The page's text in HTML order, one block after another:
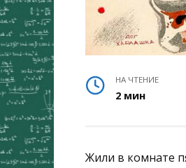
НА ЧТЕНИЕ
2 мин
Жили в комнате